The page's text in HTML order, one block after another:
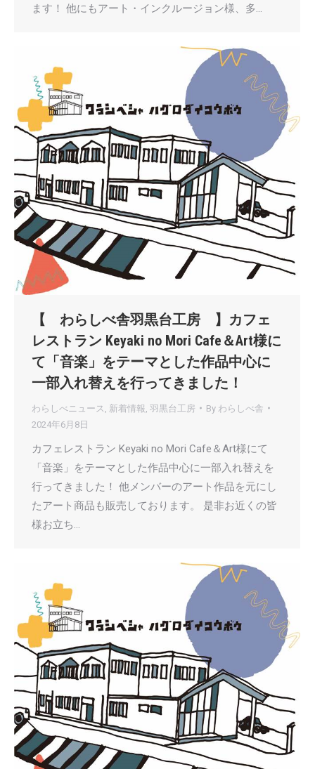
ます！ 他にもアート・インクルージョン様、多…
【 わらしべ舎羽黒台工房 】カフェ
レストラン Keyaki no Mori Cafe＆Art様に
て「音楽」をテーマとした作品中心に
一部入れ替えを行ってきました！
わらしべニュース 新着情報 羽黒台工房 By わらしべ舎
2024年6月8日
カフェレストラン Keyaki no Mori Cafe＆Art様にて
「音楽」をテーマとした作品中心に一部入れ替えを
行ってきました！ 他メンバーのアート作品を元にし
たアート商品も販売しております。 是非お近くの皆
様お立ち…